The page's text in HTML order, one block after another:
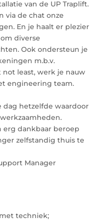
van de UP Traplift.
via de chat onze
En je haalt er plezier
diverse
Ook ondersteun je
m.b.v.
not least, werk je nauw
engineering team.
dag hetzelfde waardoor
dankbaar beroep
zelfstandig thuis te
Manager
techniek;